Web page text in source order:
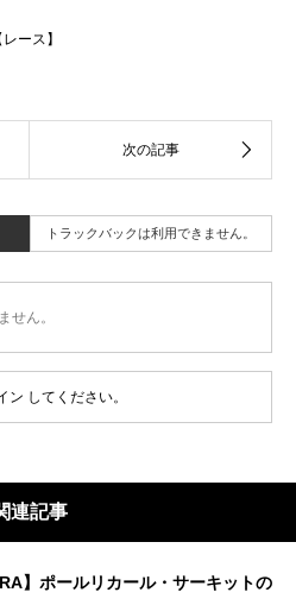
ース】
トラックバックは利用できません。
せん。
ン してください。
連記事
】ポールリカール・サーキットの